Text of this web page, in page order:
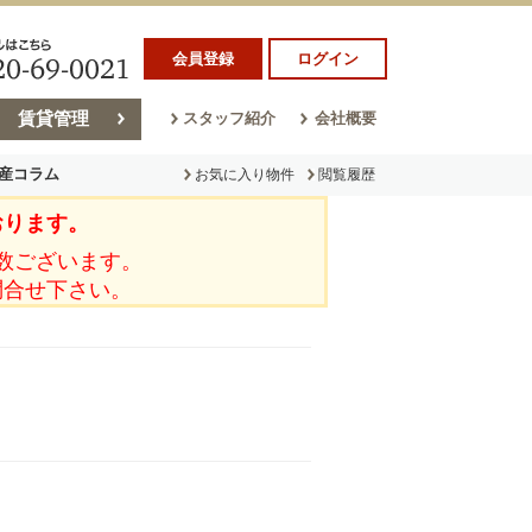
会員登録 ログイン
賃貸管理 スタッフ紹介 会社概要
コラム
ム
お気に入り物件 閲覧履歴
ます。
ざいます。
せ下さい。